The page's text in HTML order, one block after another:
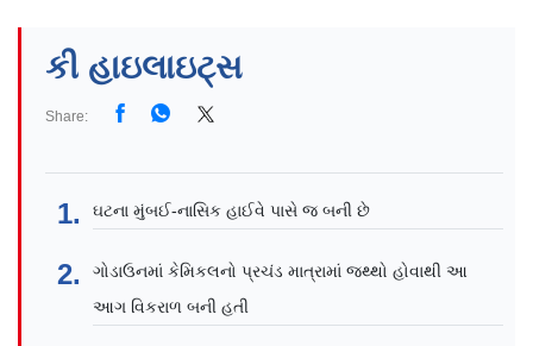
કી હાઇલાઇટ્સ
Share:
ઘટના મુંબઈ-નાસિક હાઈવે પાસે જ બની છે
ગોડાઉનમાં કેમિકલનો પ્રચંડ માત્રામાં જથ્થો હોવાથી આ
આગ વિકરાળ બની હતી